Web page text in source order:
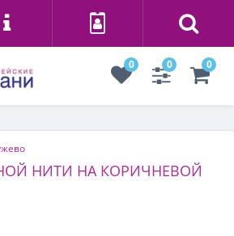
0 0 0
НИТИ НА КОРИЧНЕВОЙ